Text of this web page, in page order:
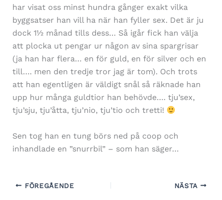
har visat oss minst hundra gånger exakt vilka
byggsatser han vill ha när han fyller sex. Det är ju
dock 1½ månad tills dess… Så igår fick han välja
att plocka ut pengar ur någon av sina spargrisar
(ja han har flera… en för guld, en för silver och en
till…. men den tredje tror jag är tom). Och trots
att han egentligen är väldigt snål så räknade han
upp hur många guldtior han behövde…. tju’sex,
tju’sju, tju’åtta, tju’nio, tju’tio och tretti!
Sen tog han en tung börs ned på coop och
inhandlade en ”snurrbil” – som han säger…
FÖREGÅENDE NÄSTA